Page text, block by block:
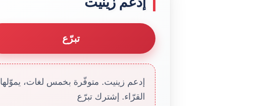
تبرّع
إدعم زينيت. متوفّرة بخمس لغات، يموّلها
القرّاء. إشترك تبرّع